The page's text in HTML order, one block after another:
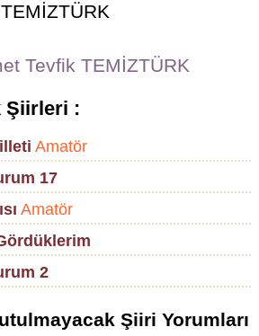
Tevfik TEMİZTÜRK
Şiirleri :
Amatör
17
Amatör
2
Şiiri Yorumları